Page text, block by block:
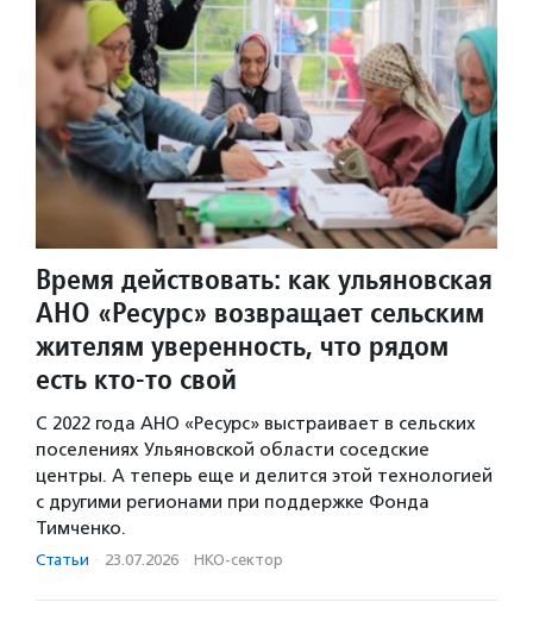
Время действовать: как ульяновская
АНО «Ресурс» возвращает сельским
жителям уверенность, что рядом
есть кто-то свой
С 2022 года АНО «Ресурс» выстраивает в сельских
поселениях Ульяновской области соседские
центры. А теперь еще и делится этой технологией
с другими регионами при поддержке Фонда
Тимченко.
Статьи · 23.07.2026 · НКО-сектор